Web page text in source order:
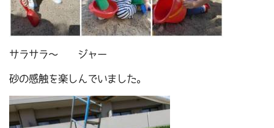
サラサラ～ ジャー
砂の感触を楽しんでいました。